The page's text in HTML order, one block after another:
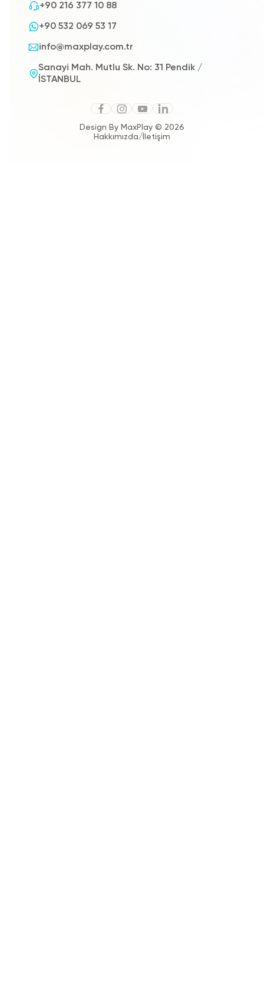
+90 216 377 10 88
+90 532 069 53 17
info@maxplay.com.tr
Sanayi Mah. Mutlu Sk. No: 31 Pendik /
İSTANBUL
Design By MaxPlay © 2026
Hakkımızda/ İletişim